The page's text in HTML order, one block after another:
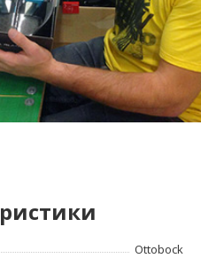
Ottoboсk